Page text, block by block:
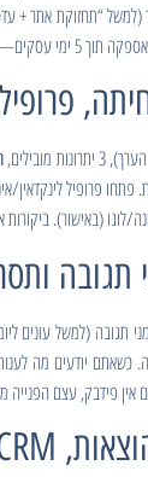
הופכות ליתרון תחרותי.
מובילים,
פתחו פרופיל
לוגו (באישור). ביקורות
תגובה (למשל עונים
יודעים מה
פידבק, עצם הפנייה